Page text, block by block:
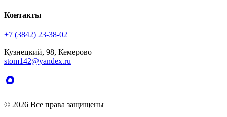
Контакты
+7 (3842) 23-38-02
Кузнецкий, 98, Кемерово
stom142@yandex.ru
© 2026 Все права защищены